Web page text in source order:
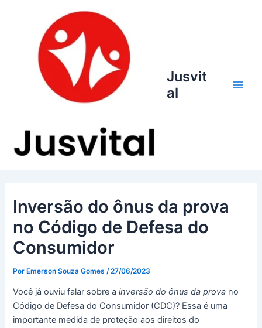
Jusvit
al
Inversão do ônus da prova
no Código de Defesa do
Consumidor
PorEmerson Souza Gomes /27/06/2023
Você já ouviu falar sobre ainversão do ônus da prova no
Código de Defesa do Consumidor (CDC)? Essa é uma
importante medida de proteção aos direitos do